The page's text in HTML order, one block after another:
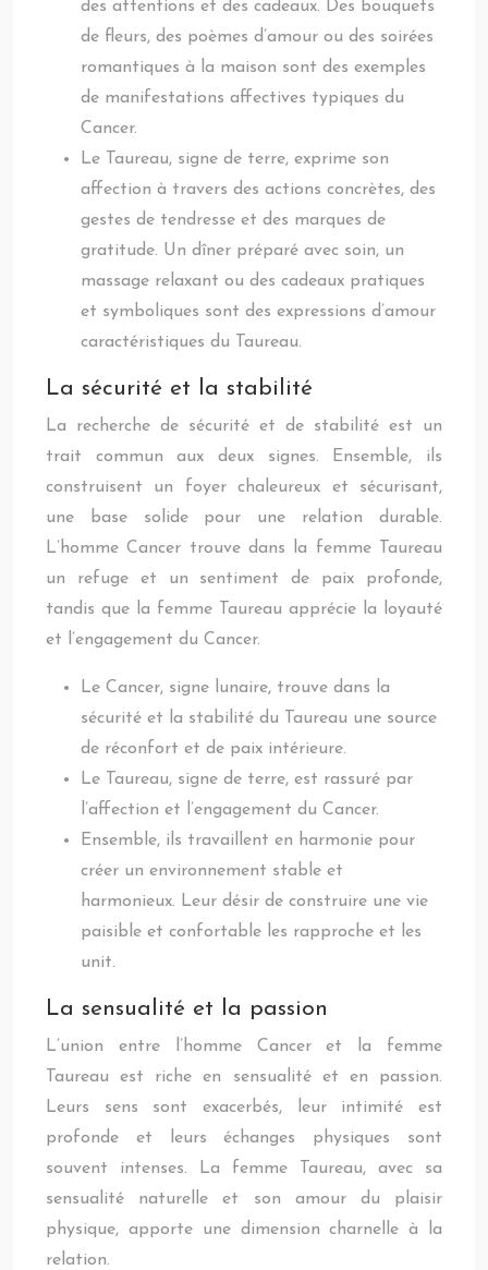
des attentions et des cadeaux. Des bouquets
de fleurs, des poèmes d’amour ou des soirées
romantiques à la maison sont des exemples
de manifestations affectives typiques du
Cancer.
Le Taureau, signe de terre, exprime son
affection à travers des actions concrètes, des
gestes de tendresse et des marques de
gratitude. Un dîner préparé avec soin, un
massage relaxant ou des cadeaux pratiques
et symboliques sont des expressions d’amour
caractéristiques du Taureau.
La sécurité et la stabilité
La recherche de sécurité et de stabilité est un
trait commun aux deux signes. Ensemble, ils
construisent un foyer chaleureux et sécurisant,
une base solide pour une relation durable.
L’homme Cancer trouve dans la femme Taureau
un refuge et un sentiment de paix profonde,
tandis que la femme Taureau apprécie la loyauté
et l’engagement du Cancer.
Le Cancer, signe lunaire, trouve dans la
sécurité et la stabilité du Taureau une source
de réconfort et de paix intérieure.
Le Taureau, signe de terre, est rassuré par
l’affection et l’engagement du Cancer.
Ensemble, ils travaillent en harmonie pour
créer un environnement stable et
harmonieux. Leur désir de construire une vie
paisible et confortable les rapproche et les
unit.
La sensualité et la passion
L’union entre l’homme Cancer et la femme
Taureau est riche en sensualité et en passion.
Leurs sens sont exacerbés, leur intimité est
profonde et leurs échanges physiques sont
souvent intenses. La femme Taureau, avec sa
sensualité naturelle et son amour du plaisir
physique, apporte une dimension charnelle à la
relation.